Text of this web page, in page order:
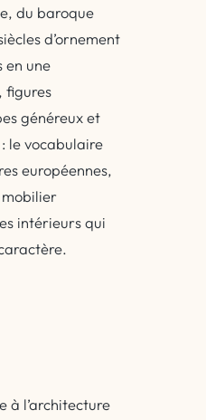
du baroque
d’ornement
en une
figures
généreux et
le vocabulaire
européennes,
intérieurs qui
à l’architecture